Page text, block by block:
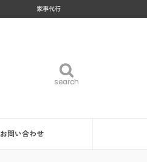
家事代行
search
search
お問い合わせ